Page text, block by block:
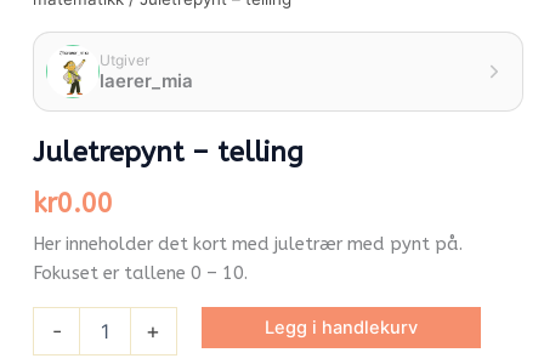
Utgiver
laerer_mia
Juletrepynt – telling
kr0.00
Her inneholder det kort med juletrær med pynt på.
Fokuset er tallene 0 – 10.
- + Legg i handlekurv